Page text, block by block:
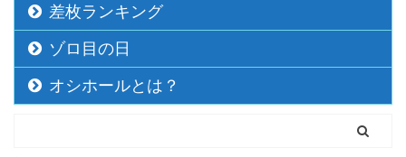
差枚ランキング
ゾロ目の日
オシホールとは？